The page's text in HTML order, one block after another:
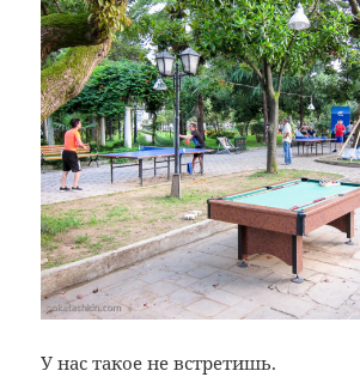
У нас такое не встретишь.